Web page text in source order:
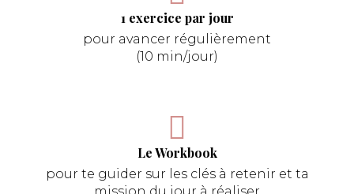
1 exercice par jour
pour avancer régulièrement
(10 min/jour)
Le Workbook
pour te guider sur les clés à retenir et ta